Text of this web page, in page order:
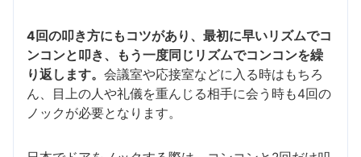
4回の叩き方にもコツがあり、最初に早いリズムでコ
ンコンと叩き、もう一度同じリズムでコンコンを繰
り返します。 会議室や応接室などに入る時はもちろ
ん、目上の人や礼儀を重んじる相手に会う時も4回の
ノックが必要となります。